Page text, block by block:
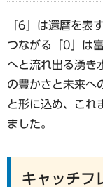
「6」は還暦を表
つながる「0」は
へと流れ出る湧き
の豊かさと未来へ
と形に込め、これ
ました。
キャッチフ